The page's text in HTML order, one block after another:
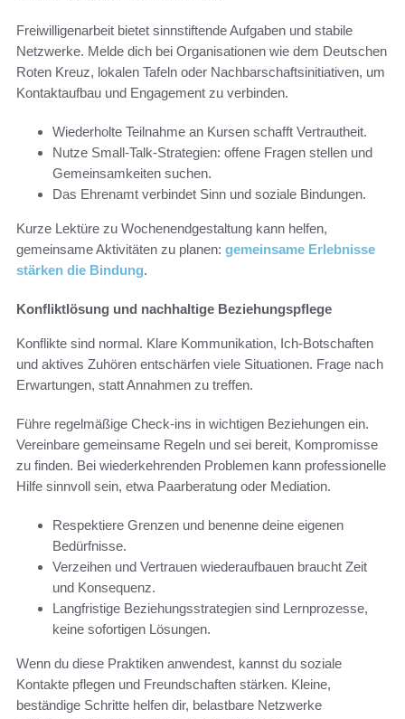
Freiwilligenarbeit bietet sinnstiftende Aufgaben und stabile
Netzwerke. Melde dich bei Organisationen wie dem Deutschen
Roten Kreuz, lokalen Tafeln oder Nachbarschaftsinitiativen, um
Kontaktaufbau und Engagement zu verbinden.
Wiederholte Teilnahme an Kursen schafft Vertrautheit.
Nutze Small-Talk-Strategien: offene Fragen stellen und
Gemeinsamkeiten suchen.
Das Ehrenamt verbindet Sinn und soziale Bindungen.
Kurze Lektüre zu Wochenendgestaltung kann helfen,
gemeinsame Aktivitäten zu planen: gemeinsame Erlebnisse
stärken die Bindung.
Konfliktlösung und nachhaltige Beziehungspflege
Konflikte sind normal. Klare Kommunikation, Ich-Botschaften
und aktives Zuhören entschärfen viele Situationen. Frage nach
Erwartungen, statt Annahmen zu treffen.
Führe regelmäßige Check-ins in wichtigen Beziehungen ein.
Vereinbare gemeinsame Regeln und sei bereit, Kompromisse
zu finden. Bei wiederkehrenden Problemen kann professionelle
Hilfe sinnvoll sein, etwa Paarberatung oder Mediation.
Respektiere Grenzen und benenne deine eigenen
Bedürfnisse.
Verzeihen und Vertrauen wiederaufbauen braucht Zeit
und Konsequenz.
Langfristige Beziehungsstrategien sind Lernprozesse,
keine sofortigen Lösungen.
Wenn du diese Praktiken anwendest, kannst du soziale
Kontakte pflegen und Freundschaften stärken. Kleine,
beständige Schritte helfen dir, belastbare Netzwerke